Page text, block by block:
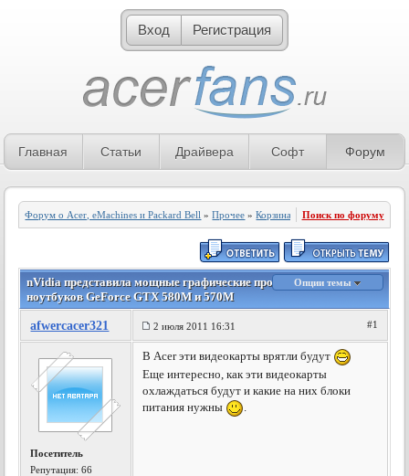
Вход Регистрация
Главная Статьи Драйвера Софт Форум
Форум о Acer, eMachines и Packard Bell »Прочее »Корзина Поиск по форуму
nVidia представила мощные графические процессоры для
ноутбуков GeForce GTX 580M и 570M
Опции темы
afwercacer321 2 июля 2011 16:31 #1
Посетитель
Репутация:66
В Acer эти видеокарты врятли будут
Еще интересно, как эти видеокарты
охлаждаться будут и какие на них блоки
питания нужны
.